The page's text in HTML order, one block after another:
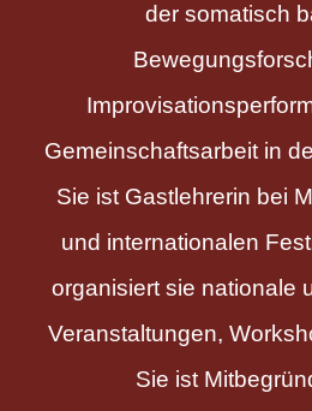
der somatisch
Gemeinschaftsarbeit in
Sie ist Gastlehrerin bei
und internationalen
organisiert sie nationale
Veranstaltungen,
Sie ist